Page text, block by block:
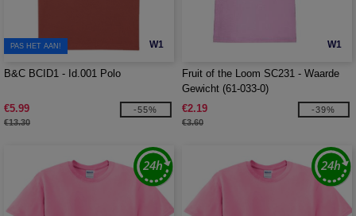
W1
PAS HET AAN!
B&C BCID1 - Id.001 Polo
€5.99
€13.30
-55%
W1
Fruit of the Loom SC231 - Waarde
Gewicht (61-033-0)
€2.19
€3.60
-39%